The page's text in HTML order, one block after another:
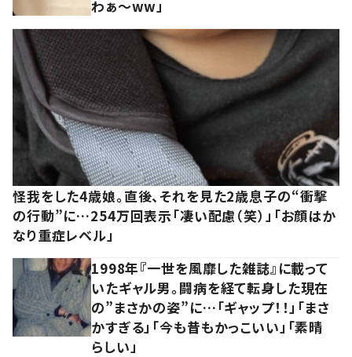
わぁ～ww」
怪我をした4歳娘。直後、それを見た2歳息子の“衝撃
の行動”に…254万回表示「凄い配慮（笑）」「お顔はか
なり重症レベル」
1998年『一世を風靡した雑誌』に載って
いたギャル男。闘病を経て転身した現在
の”まさかの姿”に…「ギャップ！！」「まさ
かすぎる」「今も昔もかっこいい」「素晴
らしい」